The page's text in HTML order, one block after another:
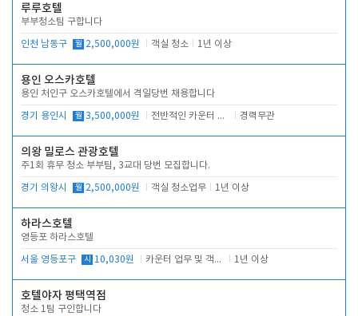
루루호텔
부부청소팀 구합니다
인천 남동구 월 2,500,000원 객실 청소 1년 이상
용인 오스카호텔
용인 처인구 오스카호텔에서 격일당번 채용합니다
경기 용인시 월 3,500,000원 전반적인 카운터 업무 경력무관
의왕 밀로스 관광호텔
주1회 휴무 청소 부부팀, 3교대 당번 모집합니다.
경기 의왕시 월 2,500,000원 객실 청소업무 1년 이상
하라스호텔
영등포 하라스호텔
서울 영등포구 시 10,030원 카운터 업무 및 객실관리(청소상태 확인, 객실판매) 1년 이상
호텔야자 평택역점
청소 1팀 구인합니다